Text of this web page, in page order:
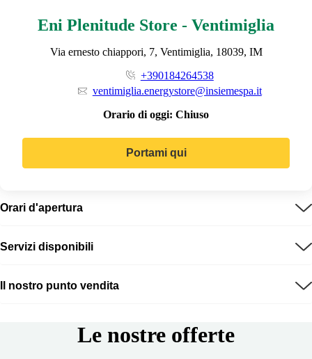
Eni Plenitude Store - Ventimiglia
Via ernesto chiappori, 7, Ventimiglia, 18039, IM
+390184264538
ventimiglia.energystore@insiemespa.it
Orario di oggi: Chiuso
Portami qui
Orari d'apertura
Servizi disponibili
Il nostro punto vendita
Le nostre offerte